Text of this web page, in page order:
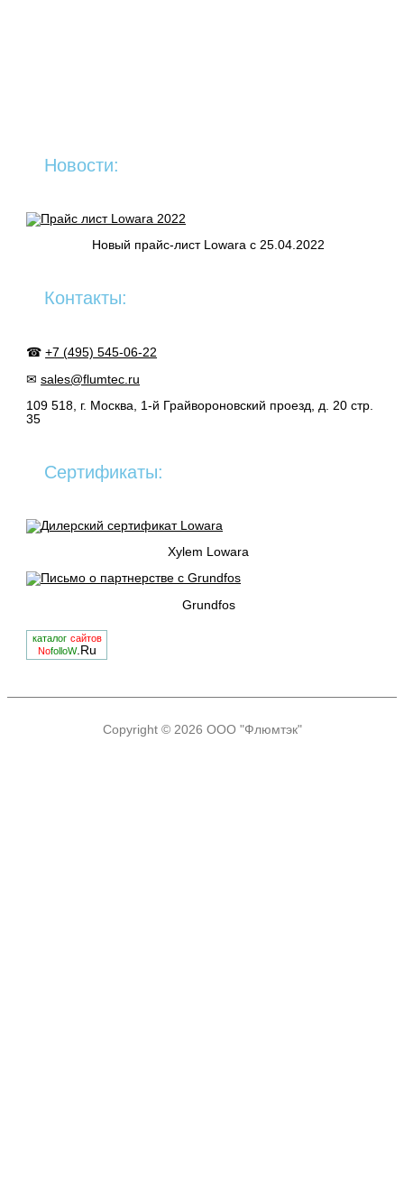
Новости:
Новый прайс-лист Lowara c 25.04.2022
Контакты:
☎+7 (495) 545-06-22
✉sales@flumtec.ru
109 518, г. Москва, 1-й Грайвороновский проезд, д. 20 стр.
35
Сертификаты:
Xylem Lowara
Grundfos
каталог сайтов
NofolloW.Ru
Copyright © 2026 ООО "Флюмтэк"